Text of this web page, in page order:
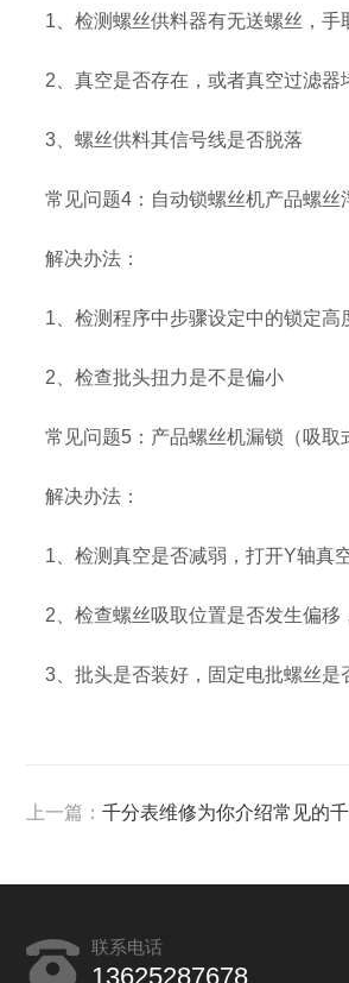
1、检测螺丝供料器有无送螺丝，手
2、真空是否存在，或者真空过滤器
3、螺丝供料其信号线是否脱落
常见问题4：自动锁螺丝机产品螺丝
解决办法：
1、检测程序中步骤设定中的锁定高
2、检查批头扭力是不是偏小
常见问题5：产品螺丝机漏锁（吸取
解决办法：
1、检测真空是否减弱，打开Y轴真
2、检查螺丝吸取位置是否发生偏移
3、批头是否装好，固定电批螺丝是
上一篇： 千分表维修为你介绍常见的
联系电话
13625287678